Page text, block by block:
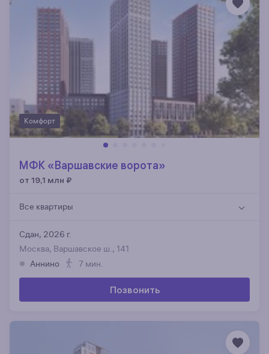
Комфорт
МФК «Варшавские ворота»
от 19,1 млн ₽
Все квартиры
Сдан, 2026 г.
Москва, Варшавское ш., 141
Аннино
7 мин.
Позвонить